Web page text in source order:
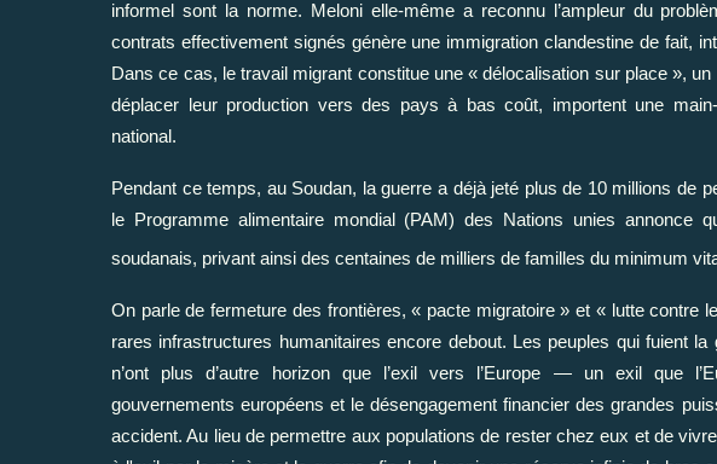
informel sont la norme. Meloni elle-même a reconnu l’ampleur du
contrats effectivement signés génère une immigration clandestine de fait,
Dans ce cas, le travail migrant constitue une « délocalisation sur place »,
déplacer leur production vers des pays à bas coût, importent une
national.
Pendant ce temps, au Soudan, la guerre a déjà jeté plus de 10 millions de
le Programme alimentaire mondial (PAM) des Nations unies annonce
soudanais, privant ainsi des centaines de milliers de familles du minimum
On parle de fermeture des frontières, « pacte migratoire » et « lutte contre
rares infrastructures humanitaires encore debout. Les peuples qui fuient
n’ont plus d’autre horizon que l’exil vers l’Europe — un exil que
gouvernements européens et le désengagement financier des grandes
accident. Au lieu de permettre aux populations de rester chez eux et de